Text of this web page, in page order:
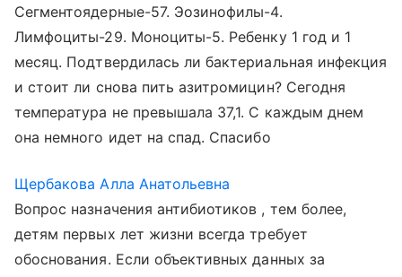
Сегментоядерные-57. Эозинофилы-4.
Лимфоциты-29. Моноциты-5. Ребенку 1 год и 1
месяц. Подтвердилась ли бактериальная инфекция
и стоит ли снова пить азитромицин? Сегодня
температура не превышала 37,1. С каждым днем
она немного идет на спад. Спасибо
Щербакова Алла Анатольевна
Вопрос назначения антибиотиков , тем более,
детям первых лет жизни всегда требует
обоснования. Если объективных данных за